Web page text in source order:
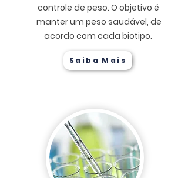
controle de peso. O objetivo é
manter um peso saudável, de
acordo com cada biotipo.
Saiba Mais